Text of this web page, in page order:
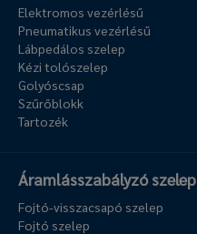
Elektromos vezérlésű
Pneumatikus vezérlésű
Lábpedálos szelep
Kézi tolószelep
Golyóscsap
Szűrőblokk
Tartozék
Áramlásszabályzó szelep
Fojtó-visszacsapó szelep
Fojtó szelep